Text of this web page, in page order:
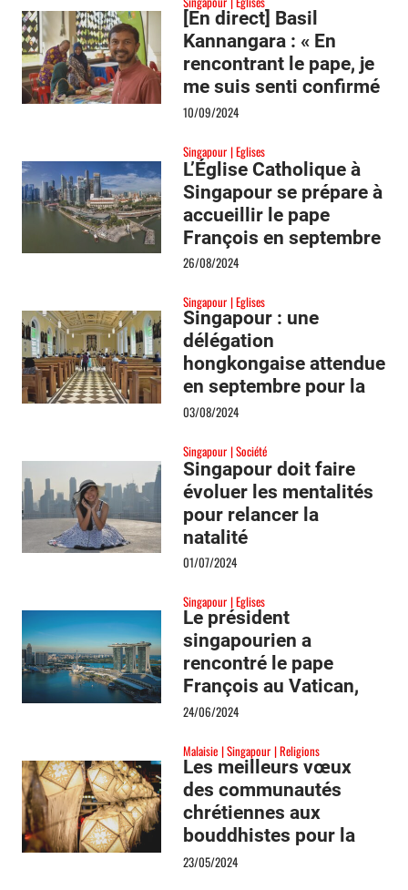
interreligieux »
[En direct] Basil
Kannangara : « En
rencontrant le pape, je
me suis senti confirmé
dans ma vocation »
10/09/2024
Singapour Eglises
L’Église Catholique à
Singapour se prépare à
accueillir le pape
François en septembre
26/08/2024
Singapour Eglises
Singapour : une
délégation
hongkongaise attendue
en septembre pour la
venue du pape
03/08/2024
Singapour Société
Singapour doit faire
évoluer les mentalités
pour relancer la
natalité
01/07/2024
Singapour Eglises
Le président
singapourien a
rencontré le pape
François au Vatican,
deux mois avant la
septembre
24/06/2024
Malaisie Singapour Religions
Les meilleurs vœux
des communautés
chrétiennes aux
bouddhistes pour la
fête de Vesak
23/05/2024